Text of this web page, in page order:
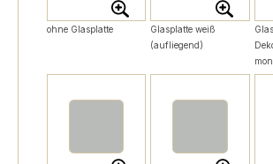
ohne Glasplatte
Glasplatte weiß
(aufliegend)